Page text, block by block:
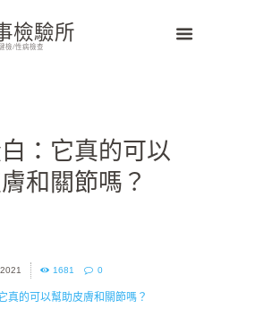
檢驗所
檢/性病檢查
：它真的可以
和關節嗎？
1681 0